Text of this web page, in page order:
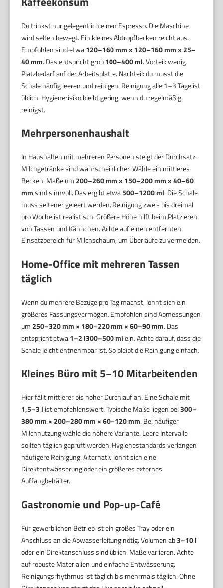
Du trinkst nur gelegentlich einen Espresso. Die Maschine
wird selten bewegt. Ein kleines Abtropfbecken reicht aus.
Empfohlen sind etwa120–160 mm × 120–160 mm × 25–
40 mm. Das entspricht grob100–400 ml. Vorteil: wenig
Platzbedarf auf der Arbeitsplatte. Nachteil: du musst die
Schale häufig leeren und reinigen. Reinigung alle 1–3 Tage ist
üblich. Hygienerisiko bleibt gering, wenn du regelmäßig
reinigst.
Mehrpersonenhaushalt
In Haushalten mit mehreren Personen steigt der Durchsatz.
Milchgetränke sind wahrscheinlicher. Wähle ein mittleres
Becken. Maße um 200–260 mm × 150–200 mm × 40–60
mmsind sinnvoll. Das ergibt etwa500–1200 ml. Die Schale
muss seltener geleert werden. Reinigung zwei- bis dreimal
pro Woche ist realistisch. Größere Höhe hilft beim Platzieren
von Tassen und Kännchen. Achte auf einen entfernten
Einsatzbereich für Milchschaum, um Überläufe zu vermeiden.
Home-Office mit mehreren Tassen
täglich
Wenn du mehrere Bezüge pro Tag machst, lohnt sich ein
größeres Fassungsvermögen. Empfohlen sind Abmessungen
um 250–320 mm × 180–220 mm × 60–90 mm. Das
entspricht etwa1–2 l300–500 mlein. Achte darauf, dass die
Schale leicht entnehmbar ist. So bleibt die Reinigung einfach.
Kleines Büro mit 5–10 Mitarbeitenden
Hier fällt mittlerer bis hoher Durchlauf an. Eine Schale mit
1,5–3 l ist empfehlenswert. Typische Maße liegen bei300–
380 mm × 200–280 mm × 60–120 mm. Bei häufiger
Milchnutzung wähle die höhere Variante. Leere Intervalle
sollten täglich geprüft werden. Hygienestandards verlangen
häufigere Reinigung. Alternativ lohnt sich eine
Direktentwässerung oder ein größeres externes
Auffangbehälter.
Gastronomie und Pop-up-Café
Für gewerblichen Betrieb ist ein großes Tray oder ein
Anschluss an die Abwasserleitung nötig. Volumen ab3–10 l
oder ein Direktanschluss sind üblich. Maße variieren. Achte
auf robuste Materialien und einfache Entwässerung.
Reinigungsrhythmus ist täglich bis mehrmals täglich. Ohne